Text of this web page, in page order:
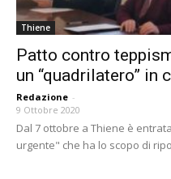
Thiene
Patto contro
un “quadrilatero” in
Redazione -
9 Ottobre 2020
Dal 7 ottobre a Thiene è
urgente" che ha lo scopo di